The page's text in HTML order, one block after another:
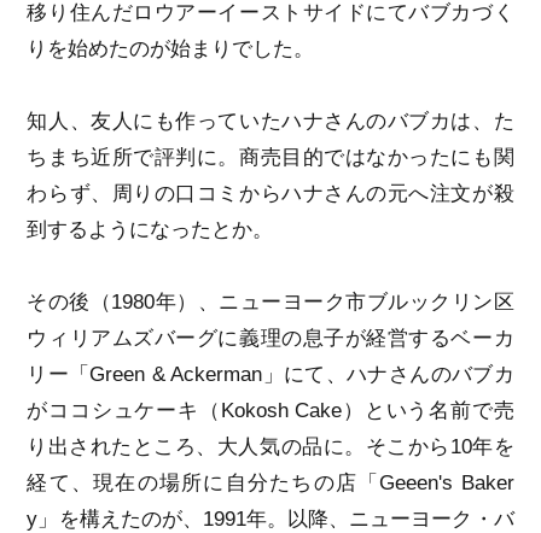
移り住んだロウアーイーストサイドにてバブカづく
りを始めたのが始まりでした。
知人、友人にも作っていたハナさんのバブカは、た
ちまち近所で評判に。商売目的ではなかったにも関
わらず、周りの口コミからハナさんの元へ注文が殺
到するようになったとか。
その後（1980年）、ニューヨーク市ブルックリン区
ウィリアムズバーグに義理の息子が経営するベーカ
リー「Green & Ackerman」にて、ハナさんのバブカ
がココシュケーキ（Kokosh Cake）という名前で売
り出されたところ、大人気の品に。そこから10年を
経て、現在の場所に自分たちの店「Geeen's Baker
y」を構えたのが、1991年。以降、ニューヨーク・バ